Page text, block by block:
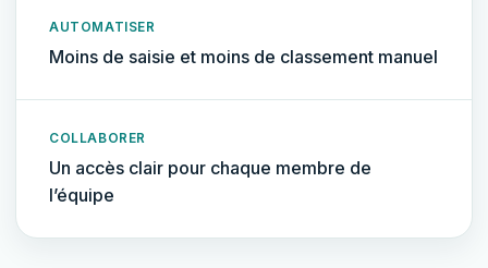
AUTOMATISER
Moins de saisie et moins de classement manuel
COLLABORER
Un accès clair pour chaque membre de
l’équipe